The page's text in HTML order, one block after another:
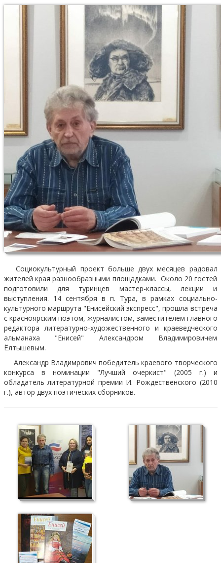
Социокультурный проект больше двух месяцев радовал
жителей края разнообразными площадками. Около 20 гостей
подготовили для туринцев мастер-классы, лекции и
выступления. 14 сентября в п. Тура, в рамках социально-
культурного маршрута "Енисейский экспресс", прошла встреча
с красноярским поэтом, журналистом, заместителем главного
редактора литературно-художественного и краеведческого
альманаха "Енисей" Александром Владимировичем
Ёлтышевым.
Александр Владимрович победитель краевого творческого
конкурса в номинации "Лучший очеркист" (2005 г.) и
обладатель литературной премии И. Рождественского (2010
г.), автор двух поэтических сборников.